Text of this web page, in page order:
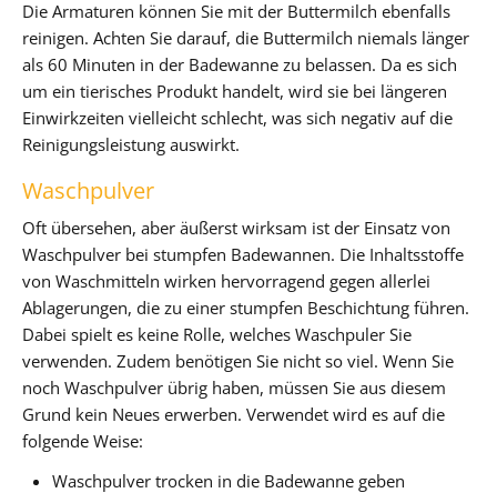
Die Armaturen können Sie mit der Buttermilch ebenfalls
reinigen. Achten Sie darauf, die Buttermilch niemals länger
als 60 Minuten in der Badewanne zu belassen. Da es sich
um ein tierisches Produkt handelt, wird sie bei längeren
Einwirkzeiten vielleicht schlecht, was sich negativ auf die
Reinigungsleistung auswirkt.
Waschpulver
Oft übersehen, aber äußerst wirksam ist der Einsatz von
Waschpulver bei stumpfen Badewannen. Die Inhaltsstoffe
von Waschmitteln wirken hervorragend gegen allerlei
Ablagerungen, die zu einer stumpfen Beschichtung führen.
Dabei spielt es keine Rolle, welches Waschpuler Sie
verwenden. Zudem benötigen Sie nicht so viel. Wenn Sie
noch Waschpulver übrig haben, müssen Sie aus diesem
Grund kein Neues erwerben. Verwendet wird es auf die
folgende Weise:
Waschpulver trocken in die Badewanne geben